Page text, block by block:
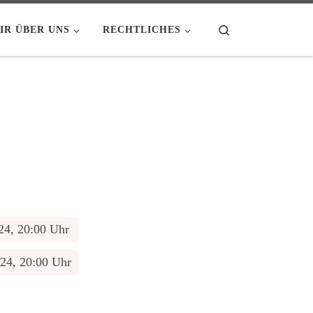
ÜBER UNS RECHTLICHES
20:00 Uhr
20:00 Uhr